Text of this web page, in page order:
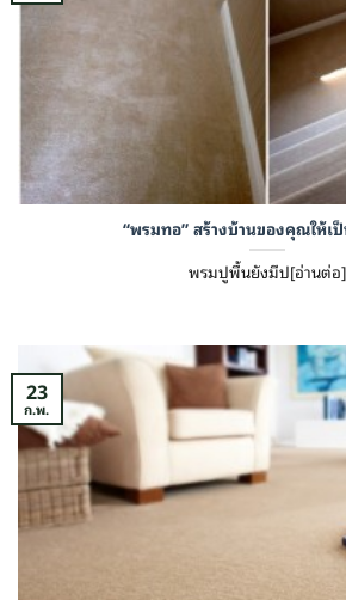
“พรมทอ” สร้างบ้านของคุณให้เ
พรมปูพื้นยังมีป[อ่านต่อ]
23
ก.พ.